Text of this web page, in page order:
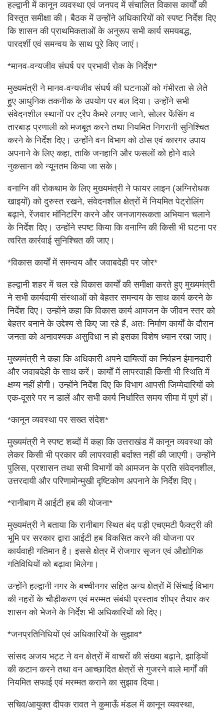
हल्द्वानी में कानून व्यवस्था एवं जनपद में संचालित विकास कार्यों की
विस्तृत समीक्षा की। बैठक में उन्होंने अधिकारियों को स्पष्ट निर्देश दिए
कि शासन की प्राथमिकताओं के अनुरूप सभी कार्य समयबद्ध,
पारदर्शी एवं समन्वय के साथ पूरे किए जाएं।
*मानव-वन्यजीव संघर्ष पर प्रभावी रोक के निर्देश*
मुख्यमंत्री ने मानव-वन्यजीव संघर्ष की घटनाओं को गंभीरता से लेते
हुए आधुनिक तकनीक के उपयोग पर बल दिया। उन्होंने सभी
संवेदनशील स्थानों पर ट्रैप कैमरे लगाए जाने, सोलर फेंसिंग व
तारबाड़ प्रणाली को मजबूत करने तथा नियमित निगरानी सुनिश्चित
करने के निर्देश दिए। उन्होंने वन विभाग को ठोस एवं कारगर उपाय
अपनाने के लिए कहा, ताकि जनहानि और फसलों को होने वाले
नुकसान को न्यूनतम किया जा सके।
वनाग्नि की रोकथाम के लिए मुख्यमंत्री ने फायर लाइन (अग्निरोधक
खाइयों) को दुरुस्त रखने, संवेदनशील क्षेत्रों में नियमित पेट्रोलिंग
बढ़ाने, रेंजवार मॉनिटरिंग करने और जनजागरूकता अभियान चलाने
के निर्देश दिए। उन्होंने स्पष्ट किया कि वनाग्नि की किसी भी घटना पर
त्वरित कार्रवाई सुनिश्चित की जाए।
*विकास कार्यों में समन्वय और जवाबदेही पर जोर*
हल्द्वानी शहर में चल रहे विकास कार्यों की समीक्षा करते हुए मुख्यमंत्री
ने सभी कार्यदायी संस्थाओं को बेहतर समन्वय के साथ कार्य करने के
निर्देश दिए। उन्होंने कहा कि विकास कार्य आमजन के जीवन स्तर को
बेहतर बनाने के उद्देश्य से किए जा रहे हैं, अतः निर्माण कार्यों के दौरान
जनता को अनावश्यक असुविधा न हो इसका विशेष ध्यान रखा जाए।
मुख्यमंत्री ने कहा कि अधिकारी अपने दायित्वों का निर्वहन ईमानदारी
और जवाबदेही के साथ करें। कार्यों में लापरवाही किसी भी स्थिति में
क्षम्य नहीं होगी। उन्होंने निर्देश दिए कि विभाग आपसी जिम्मेदारियों को
एक-दूसरे पर न डालें और सभी कार्य निर्धारित समय सीमा में पूर्ण हों।
*कानून व्यवस्था पर सख्त संदेश*
मुख्यमंत्री ने स्पष्ट शब्दों में कहा कि उत्तराखंड में कानून व्यवस्था को
लेकर किसी भी प्रकार की लापरवाही बर्दाश्त नहीं की जाएगी। उन्होंने
पुलिस, प्रशासन तथा सभी विभागों को आमजन के प्रति संवेदनशील,
उत्तरदायी और परिणामोन्मुखी दृष्टिकोण अपनाने के निर्देश दिए।
*रानीबाग में आईटी हब की योजना*
मुख्यमंत्री ने बताया कि रानीबाग स्थित बंद पड़ी एचएमटी फैक्ट्री की
भूमि पर सरकार द्वारा आईटी हब विकसित करने की योजना पर
कार्यवाही गतिमान है। इससे क्षेत्र में रोजगार सृजन एवं औद्योगिक
गतिविधियों को बढ़ावा मिलेगा।
उन्होंने हल्द्वानी नगर के बच्चीनगर सहित अन्य क्षेत्रों में सिंचाई विभाग
की नहरों के चौड़ीकरण एवं मरम्मत संबंधी प्रस्ताव शीघ्र तैयार कर
शासन को भेजने के निर्देश भी अधिकारियों को दिए।
*जनप्रतिनिधियों एवं अधिकारियों के सुझाव*
सांसद अजय भट्ट ने वन क्षेत्रों में वाचरों की संख्या बढ़ाने, झाड़ियों
की कटान करने तथा वन आच्छादित क्षेत्रों से गुजरने वाले मार्गों की
नियमित सफाई एवं मरम्मत कराने का सुझाव दिया।
सचिव/आयुक्त दीपक रावत ने कुमाऊँ मंडल में कानून व्यवस्था,